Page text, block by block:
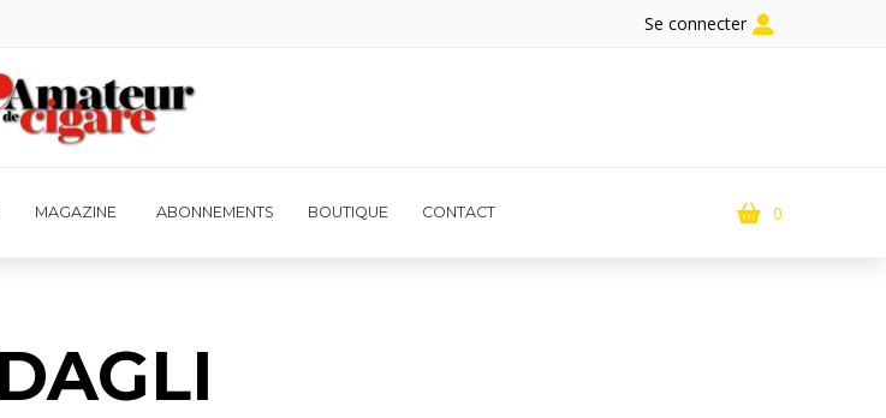
Se connecter
MAGAZINE ABONNEMENTS BOUTIQUE CONTACT 0